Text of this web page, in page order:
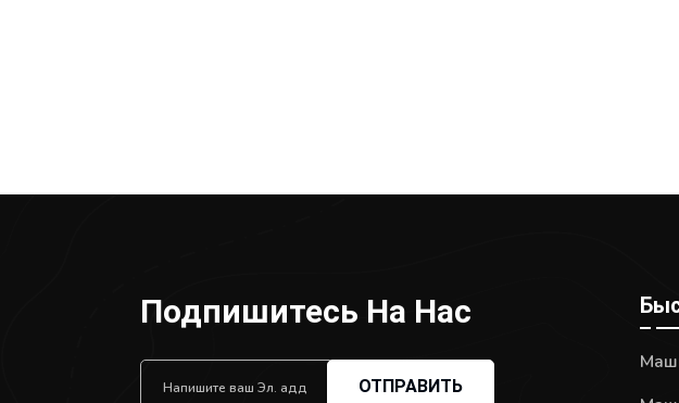
Подпишитесь На Нас
ОТПРАВИТЬ